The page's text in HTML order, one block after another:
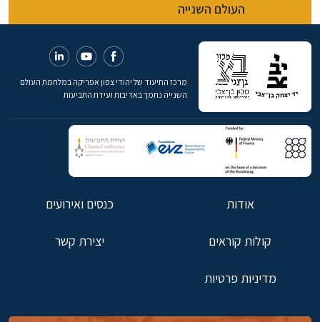
העולם השנייה
מרכז התיעוד של יהודי צפון אפריקה במלחמת העולם
השנייה נתמך באדיבות ועידת התביעות
אודות כנסים ואירועים
קולות קוראים יצירת קשר
מדיניות פרטיות